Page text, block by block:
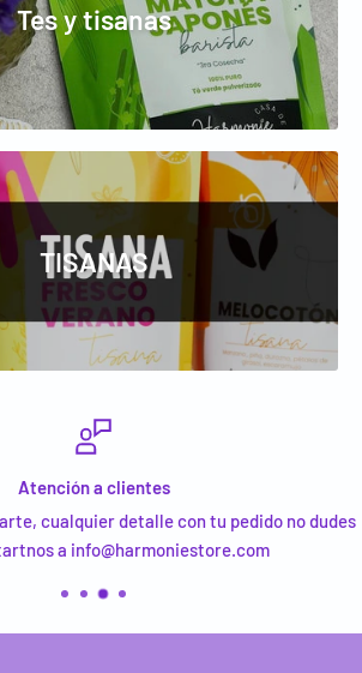
Tes y tisanas
TISANAS
Atención a clientes
cualquier detalle con tu pedido no dudes
a info@harmoniestore.com